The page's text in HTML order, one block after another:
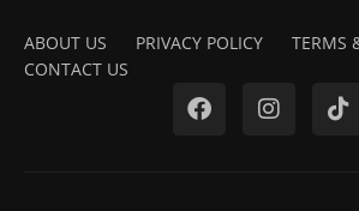
ABOUT US PRIVACY POLICY
TERMS
CONTACT US